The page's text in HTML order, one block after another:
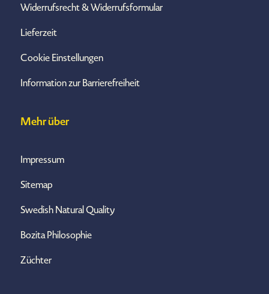
Widerrufsrecht & Widerrufsformular
Lieferzeit
Cookie Einstellungen
Information zur Barrierefreiheit
Mehr über
Impressum
Sitemap
Swedish Natural Quality
Bozita Philosophie
Züchter